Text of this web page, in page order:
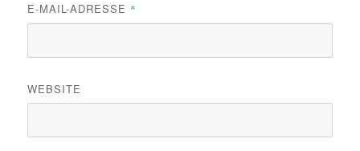
E-MAIL-ADRESSE *
WEBSITE